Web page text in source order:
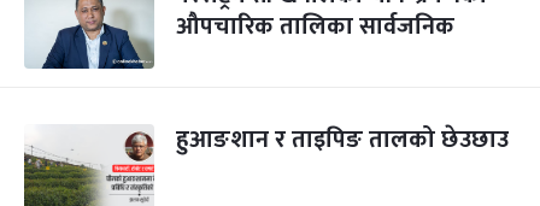
‍औपचारिक तालिका सार्वजनिक
हुआङशान र ताइपिङ तालको छेउछाउ